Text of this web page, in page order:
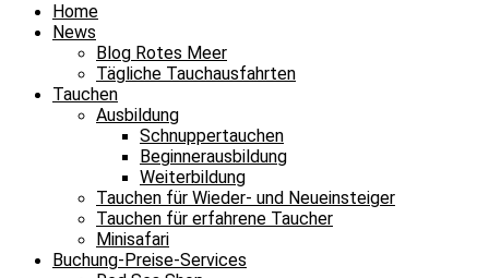
Home
News
Blog Rotes Meer
Tägliche Tauchausfahrten
Tauchen
Ausbildung
Schnuppertauchen
Beginnerausbildung
Weiterbildung
Tauchen für Wieder- und Neueinsteiger
Tauchen für erfahrene Taucher
Minisafari
Buchung-Preise-Services